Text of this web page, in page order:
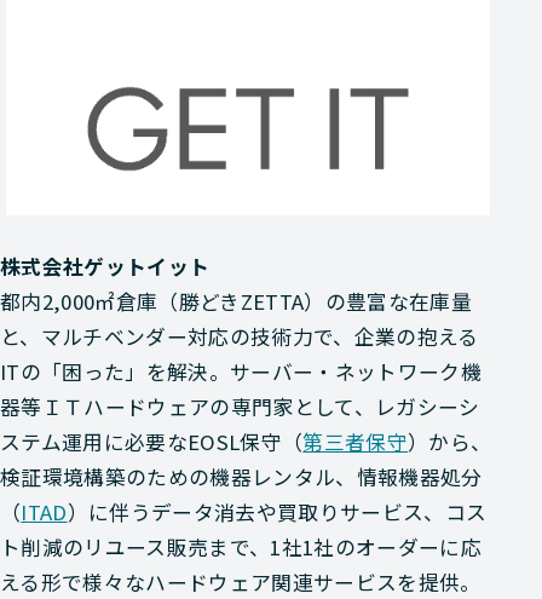
株式会社ゲットイット
都内2,000㎡倉庫（勝どきZETTA）の豊富な在庫量
と、マルチベンダー対応の技術力で、企業の抱える
ITの「困った」を解決。サーバー・ネットワーク機
器等ＩＴハードウェアの専門家として、レガシーシ
ステム運用に必要なEOSL保守（第三者保守）から、
検証環境構築のための機器レンタル、情報機器処分
（ITAD）に伴うデータ消去や買取りサービス、コス
ト削減のリユース販売まで、1社1社のオーダーに応
える形で様々なハードウェア関連サービスを提供。